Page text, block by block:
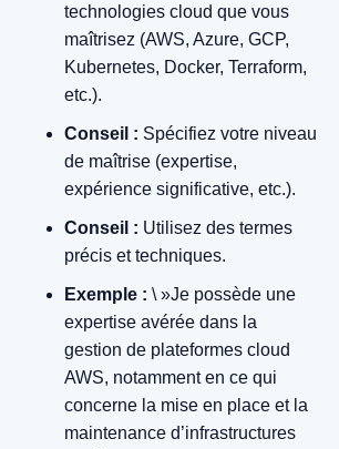
technologies cloud que vous
maîtrisez (AWS, Azure, GCP,
Kubernetes, Docker, Terraform,
etc.).
Conseil : Spécifiez votre niveau
de maîtrise (expertise,
expérience significative, etc.).
Conseil : Utilisez des termes
précis et techniques.
Exemple : \ »Je possède une
expertise avérée dans la
gestion de plateformes cloud
AWS, notamment en ce qui
concerne la mise en place et la
maintenance d’infrastructures